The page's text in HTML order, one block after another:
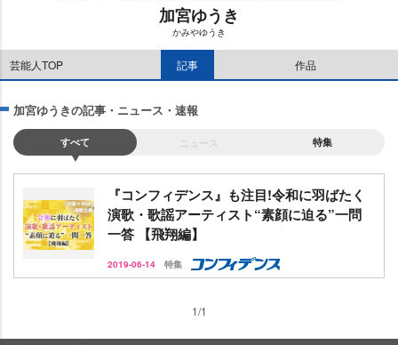
M
t
加宮ゆうき
かみやゆうき
芸能人TOP 記事 作品
加宮ゆうきの記事・ニュース・速報
すべて ニュース 特集
『コンフィデンス』も注目!令和に羽ばたく
演歌・歌謡アーティスト“素顔に迫る”一問
一答 【飛翔編】
2019-06-14 特集
1/1